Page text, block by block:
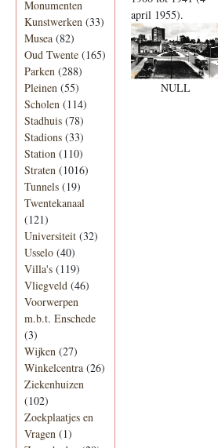
Monumenten
Kunstwerken (33)
Musea (82)
Oud Twente (165)
Parken (288)
Pleinen (55)
Scholen (114)
Stadhuis (78)
Stadions (33)
Station (110)
Straten (1016)
Tunnels (19)
Twentekanaal
(121)
Universiteit (32)
Usselo (40)
Villa's (119)
Vliegveld (46)
Voorwerpen
m.b.t. Enschede
(3)
Wijken (27)
Winkelcentra (26)
Ziekenhuizen
(102)
Zoekplaatjes en
Vragen (1)
april 1955).
NULL